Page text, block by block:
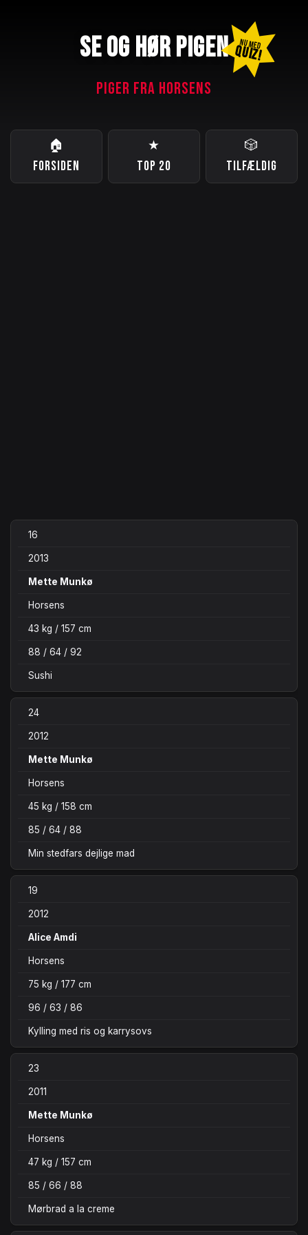
SE OG HØR PIGEN NU MED
QUIZ!
PIGER FRA HORSENS
🏠
FORSIDEN
★
TOP 20
🎲
TILFÆLDIG
16
2013
Mette Munkø
Horsens
43 kg / 157 cm
88 / 64 / 92
Sushi
24
2012
Mette Munkø
Horsens
45 kg / 158 cm
85 / 64 / 88
Min stedfars dejlige mad
19
2012
Alice Amdi
Horsens
75 kg / 177 cm
96 / 63 / 86
Kylling med ris og karrysovs
23
2011
Mette Munkø
Horsens
47 kg / 157 cm
85 / 66 / 88
Mørbrad a la creme